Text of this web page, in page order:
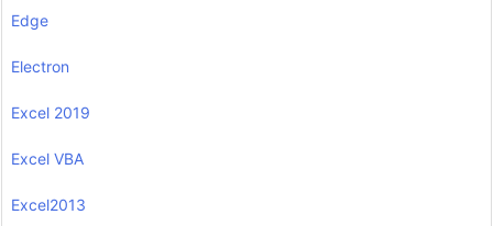
Edge
Electron
Excel 2019
Excel VBA
Excel2013